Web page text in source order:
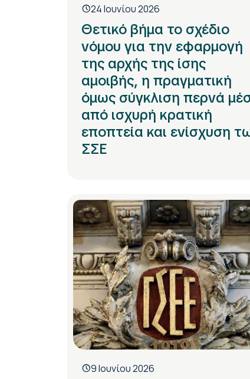
24 Ιουνίου 2026
Θετικό βήμα το σχέδιο
νόμου για την εφαρμογή
της αρχής της ίσης
αμοιβής, η πραγματική
όμως σύγκλιση περνά
από ισχυρή κρατική
εποπτεία και ενίσχυση
ΣΣΕ
9 Ιουνίου 2026